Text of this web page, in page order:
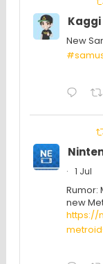
Kaggi
New
·
1 Jul
Rumor:
new
https://